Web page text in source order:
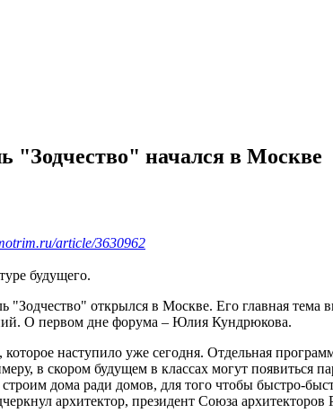
"Зодчество" начался в Москве
article/3630962
будущего.
открылся в Москве. Его главная тема
О первом дне форума – Юлия Кундрюкова.
наступило уже сегодня. Отдельная
в скором будущем в классах могут
дома ради домов, для того чтобы быстро-
архитектор, президент Союза